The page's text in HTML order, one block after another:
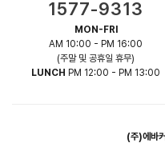
1577-9313
MON-FRI
AM 10:00 - PM 16:00
(주말 및 공휴일 휴무)
LUNCH PM 12:00 - PM 13:00
(주)에바